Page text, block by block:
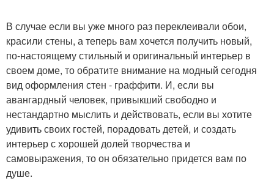
В случае если вы уже много раз переклеивали обои,
красили стены, а теперь вам хочется получить новый,
по-настоящему стильный и оригинальный интерьер в
своем доме, то обратите внимание на модный сегодня
вид оформления стен - граффити. И, если вы
авангардный человек, привыкший свободно и
нестандартно мыслить и действовать, если вы хотите
удивить своих гостей, порадовать детей, и создать
интерьер с хорошей долей творчества и
самовыражения, то он обязательно придется вам по
душе.